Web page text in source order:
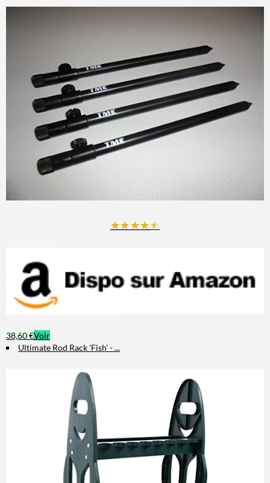
★★★★★
38,60 €Voir
Ultimate Rod Rack 'Fish' - ...